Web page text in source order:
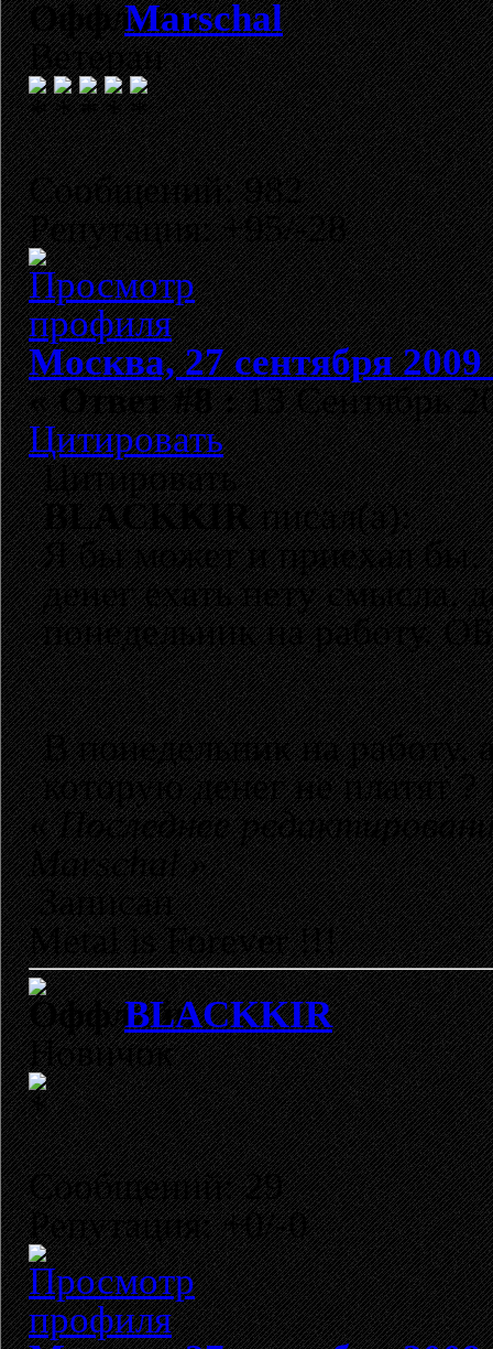
Marschal
Ветеран
Сообщений: 982
Репутация: +95/-28
Москва, 27 сентября 2009
«Ответ #8 :13 Сентябрь
Цитировать
Цитировать
BLACKKIRписал(а):
Я бы может и приехал бы,
денег ехать нету смысла,
понедельник на работу.
В понедельник на работу,
которую денег не платят
«Последнее
Marschal»
Записан
Metal is Forever !!!
BLACKKIR
Новичок
Сообщений: 29
Репутация: +0/-0